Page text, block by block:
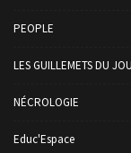
PEOPLE
LES GUILLEMETS DU
NÉCROLOGIE
Educ'Espace